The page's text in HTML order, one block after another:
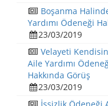
Boşanma
Yardımı Ödeneği
23/03/2019
Velayeti
Aile Yardımı
Hakkında Görüş
23/03/2019